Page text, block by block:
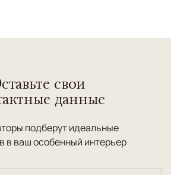
свои
данные
подберут идеальные
в ваш особенный интерьер